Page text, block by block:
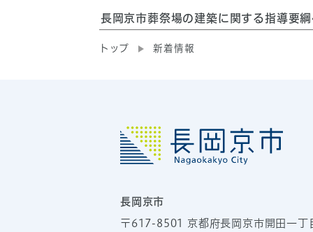
長岡京市葬祭場の建築に関する指導要
トップ 新着情報
長岡京市
〒617-8501 京都府長岡京市開田一丁